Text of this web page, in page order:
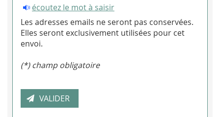
écoutez le mot à saisir
Les adresses emails ne seront pas conservées.
Elles seront exclusivement utilisées pour cet
envoi.
(*) champ obligatoire